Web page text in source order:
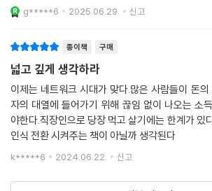
g*****6 2025.06.29. 신고
종이책 구매
넓고 깊게 생각하라
이제는 네트워크 시대가 맞다.많은 사람들이 돈
자의 대열에 들어가기 위해 끊임 없이 나오는 소
야한다.직장인으로 당장 먹고 살기에는 한계가 있
인식 전환 시켜주는 책이 아닐까 생각된다
k*****6 2024.06.22. 신고